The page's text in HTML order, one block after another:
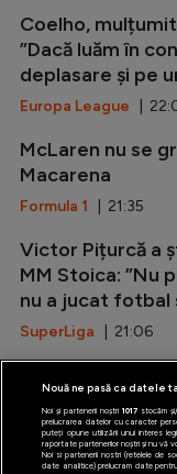
Coelho,
”Dacă luăm în
deplasare și pe
Europa League |
McLaren nu se
Macarena
Formula 1 | 21:35
Victor Pițurcă a
MM Stoica: ”Nu
nu a jucat fotbal
SuperLiga | 21:06
LaLiga| 20:37
Nouă ne pasă ca datele
Noi și partenerii noștri 1017stocăm și/
prelucrarea datelor cu caracter
puteți opune utilizării unui interes
raportate partenerilor noștri și nu vă
Noi si partenerii nostri (retelele de
date analitice) prelucram date